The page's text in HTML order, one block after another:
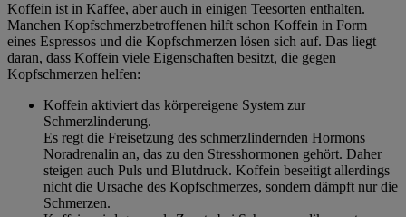
Koffein ist in Kaffee, aber auch in einigen Teesorten enthalten.
Manchen Kopfschmerzbetroffenen hilft schon Koffein in Form
eines Espressos und die Kopfschmerzen lösen sich auf. Das liegt
daran, dass Koffein viele Eigenschaften besitzt, die gegen
Kopfschmerzen helfen:
Koffein aktiviert das körpereigene System zur
Schmerzlinderung.
Es regt die Freisetzung des schmerzlindernden Hormons
Noradrenalin an, das zu den Stresshormonen gehört. Daher
steigen auch Puls und Blutdruck. Koffein beseitigt allerdings
nicht die Ursache des Kopfschmerzes, sondern dämpft nur die
Schmerzen.